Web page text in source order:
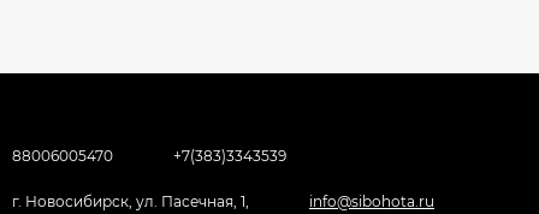
88006005470 +7(383)3343539
г. Новосибирск, ул. Пасечная, 1,
info@sibohota.ru